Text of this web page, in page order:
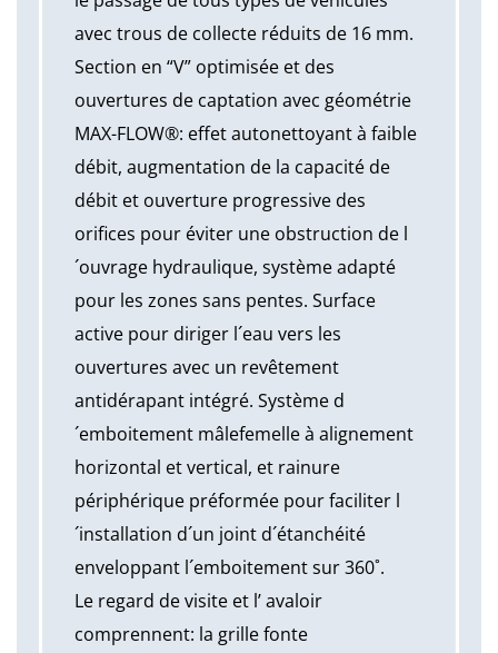
avec trous de collecte réduits de 16 mm.
Section en “V” optimisée et des
ouvertures de captation avec géométrie
MAX-FLOW®: effet autonettoyant à faible
débit, augmentation de la capacité de
débit et ouverture progressive des
orifices pour éviter une obstruction de l
´ouvrage hydraulique, système adapté
pour les zones sans pentes. Surface
active pour diriger l´eau vers les
ouvertures avec un revêtement
antidérapant intégré. Système d
´emboitement mâlefemelle à alignement
horizontal et vertical, et rainure
périphérique préformée pour faciliter l
´installation d´un joint d´étanchéité
enveloppant l´emboitement sur 360˚.
Le regard de visite et l’ avaloir
comprennent: la grille fonte